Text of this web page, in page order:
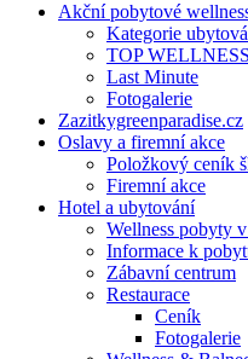
Akční pobytové
Kategorie
TOP
Last Minute
Fotogalerie
Zazitkygreenparadise.cz
Oslavy a firemní akce
Položkový ceník
Firemní akce
Hotel a ubytování
Wellness pobyty
Informace k
Zábavní centrum
Restaurace
Ceník
Fotogalerie